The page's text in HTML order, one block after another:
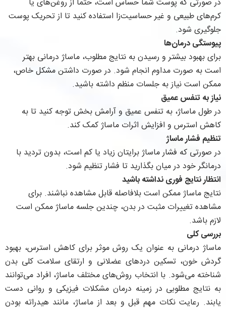
در صورتی که پوست شما حساس است، حتماً از روغن‌های یا
کرم‌های طبیعی و غیر حساسیت‌زا استفاده کنید تا از تحریک پوست
جلوگیری شود.
پیوستگی درمان‌ها
برای بهبود بیشتر و رسیدن به نتایج مطلوب، ماساژ درمانی بهتر
است به صورت مداوم انجام شود. در صورت داشتن مشکل خاص،
ممکن است نیاز به جلسات منظم داشته باشید.
نیاز به تنفس عمیق
در طول ماساژ، به تنفس عمیق و آرامش‌ بخش توجه کنید تا به
کاهش استرس و افزایش اثرات ماساژ کمک کند.
تنظیم فشار ماساژ
در صورتی که فشار ماساژ برایتان زیاد یا کم است، بدون تردید با
درمانگر خود در میان بگذارید تا فشار تنظیم شود.
انتظار نتایج فوری نداشته باشید
نتایج ماساژ ممکن است بلافاصله قابل مشاهده نباشند. برای
مشاهده تغییرات مثبت در بدن، چندین جلسه ماساژ ممکن است
لازم باشد.
بررسی کلی
ماساژ درمانی به عنوان یک روش موثر برای کاهش استرس، بهبود
گردش خون، تسکین دردهای عضلانی و ارتقای سلامت کلی بدن
شناخته می‌شود. با انتخاب روش‌های مختلف ماساژ، افراد می‌توانند
به نتایج مطلوبی در زمینه درمان مشکلات فیزیکی و روانی دست
یابند. رعایت نکات مهم قبل و بعد از ماساژ، مانند هیدراته بودن